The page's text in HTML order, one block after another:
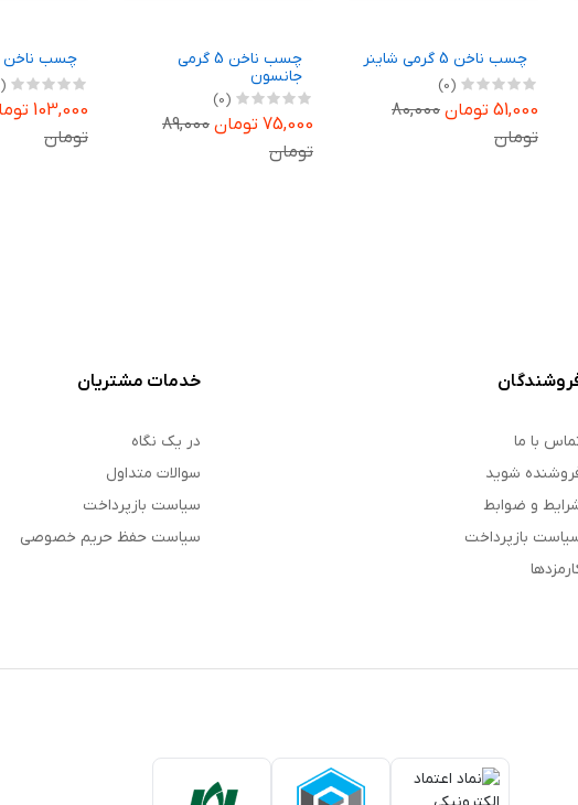
چسب ناخن 5 گرمی شاینر
(0)
51,000 تومان
80,000
تومان
چسب ناخن 5 گرمی
جانسون
(0)
75,000 تومان
89,000
تومان
چسب ناخن 518 میریج
(0)
103,000 تومان
تومان
با ما
شوید
و ضوابط
بازپرداخت
خدمات مشتریان
در یک نگاه
سوالات متداول
سیاست بازپرداخت
سیاست حفظ حریم خصوصی